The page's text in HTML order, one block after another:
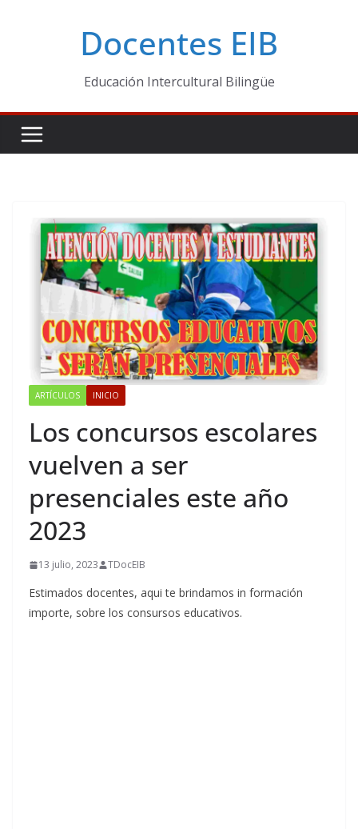
Docentes EIB
Educación Intercultural Bilingüe
ARTÍCULOS INICIO
Los concursos escolares
vuelven a ser
presenciales este año
2023
13 julio, 2023 TDocEIB
Estimados docentes, aqui te brindamos in formación
importe, sobre los consursos educativos.